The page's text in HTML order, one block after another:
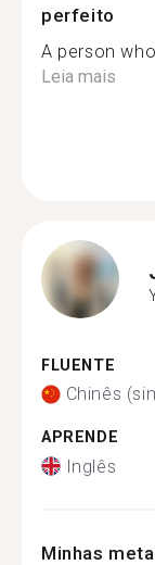
perfeito
A person
Leia mais
FLUENTE
Chinês
APRENDE
Inglês
Minhas